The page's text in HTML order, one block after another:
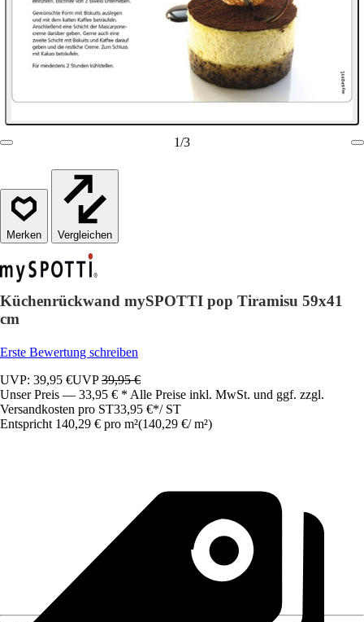
1/3
Vergleichen
Küchenrückwand mySPOTTI pop Tiramisu 59x41
cm
Erste Bewertung schreiben
UVP: 39,95 €UVP39,95 €
Unser Preis — 33,95 € * Alle Preise inkl. MwSt. und ggf. zzgl.
Versandkosten pro ST33,95 €*/ ST
Entspricht 140,29 € pro m²(140,29 €/ m²)